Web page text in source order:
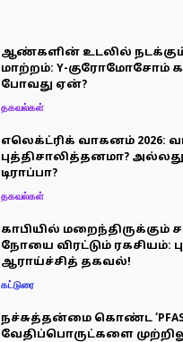
ஆண்களின் உடலில் நடக்கும்
மாற்றம்: Y-குரோமோசோம்
போவது ஏன்?
தகவல்கள்
எலெக்ட்ரிக் வாகனம் 2026:
புத்திசாலித்தனமா?
டிராப்பா?
தகவல்கள்
காபியில் மறைந்திருக்கும்
நோயை விரட்டும் ரகசியம்:
ஆராய்ச்சித் தகவல்!
கட்டுரை
நச்சுத்தன்மை கொண்ட
வேதிப்பொருட்களை